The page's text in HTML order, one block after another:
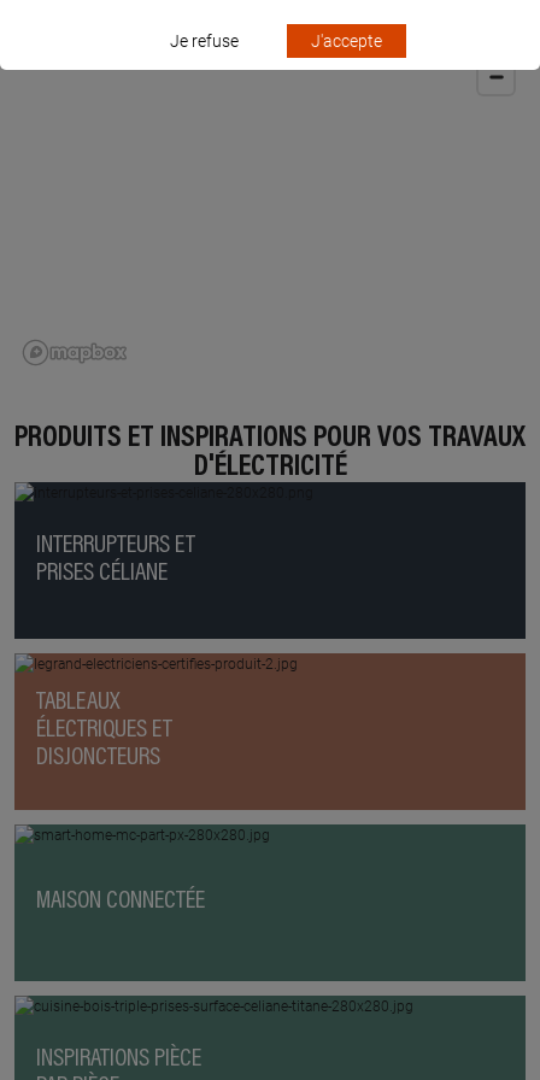
PRODUITS ET INSPIRATIONS POUR VOS TRAVAUX
D'ÉLECTRICITÉ
INTERRUPTEURS ET
PRISES CÉLIANE
TABLEAUX
ÉLECTRIQUES ET
DISJONCTEURS
MAISON CONNECTÉE
INSPIRATIONS PIÈCE
Je refuse J'accepte